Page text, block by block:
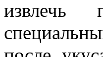
извлечь